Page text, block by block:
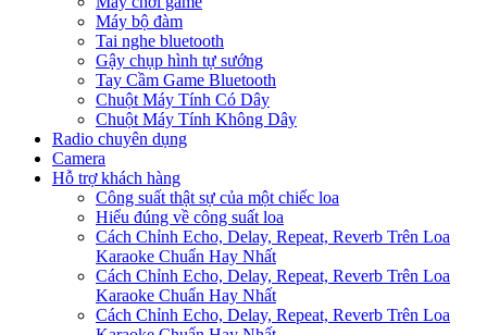
Máy bộ đàm
Tai nghe bluetooth
Gậy chụp hình tự sướng
Tay Cầm Game Bluetooth
Chuột Máy Tính Có Dây
Chuột Máy Tính Không Dây
Radio chuyên dụng
Camera
Hỗ trợ khách hàng
Công suất thật sự của một chiếc loa
Hiểu đúng về công suất loa
Cách Chỉnh Echo, Delay, Repeat, Reverb Trên Loa
Karaoke Chuẩn Hay Nhất
Cách Chỉnh Echo, Delay, Repeat, Reverb Trên Loa
Karaoke Chuẩn Hay Nhất
Cách Chỉnh Echo, Delay, Repeat, Reverb Trên Loa